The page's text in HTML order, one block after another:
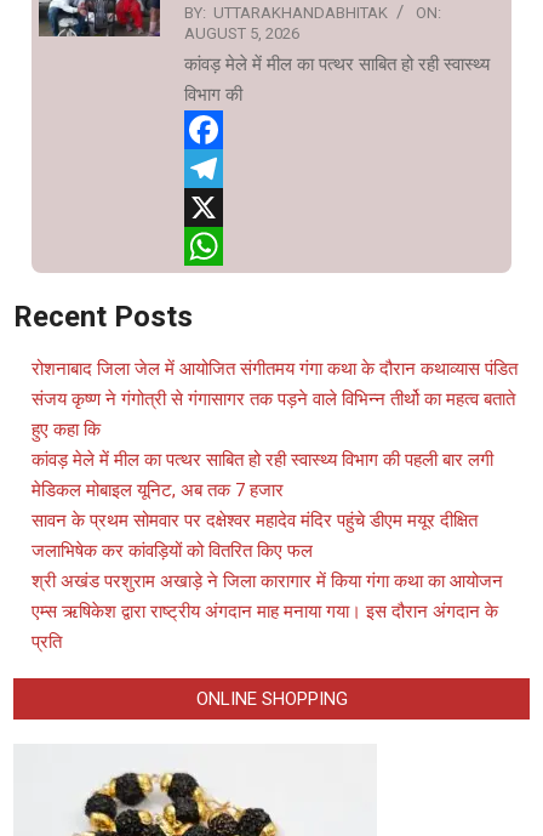
BY: UTTARAKHANDABHITAK
ON:
AUGUST 5, 2026
कांवड़ मेले में मील का पत्थर साबित हो रही स्वास्थ्य
विभाग की
Facebook
Telegram
X
Recent Posts
रोशनाबाद जिला जेल में आयोजित संगीतमय गंगा कथा के दौरान कथाव्यास पंडित
संजय कृष्ण ने गंगोत्री से गंगासागर तक पड़ने वाले विभिन्न तीर्थो का महत्व बताते
हुए कहा कि
कांवड़ मेले में मील का पत्थर साबित हो रही स्वास्थ्य विभाग की पहली बार लगी
मेडिकल मोबाइल यूनिट, अब तक 7 हजार
सावन के प्रथम सोमवार पर दक्षेश्वर महादेव मंदिर पहुंचे डीएम मयूर दीक्षित
जलाभिषेक कर कांवड़ियों को वितरित किए फल
श्री अखंड परशुराम अखाड़े ने जिला कारागार में किया गंगा कथा का आयोजन
एम्स ऋषिकेश द्वारा राष्ट्रीय अंगदान माह मनाया गया। इस दौरान अंगदान के
प्रति
ONLINE SHOPPING